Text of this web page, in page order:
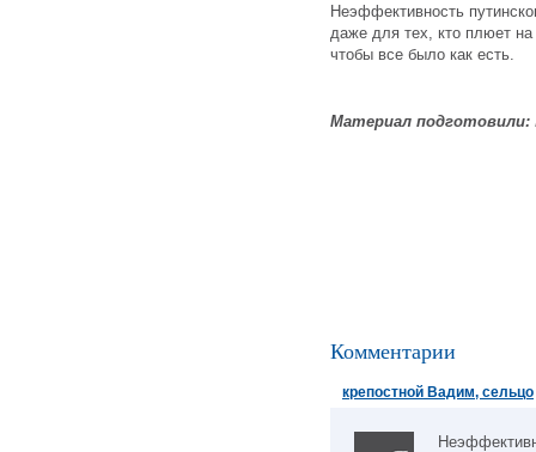
Неэффективность
даже для тех, кто плюет на
чтобы все было как есть.
Материал подготовили:
Комментарии
крепостной Вадим, сельцо